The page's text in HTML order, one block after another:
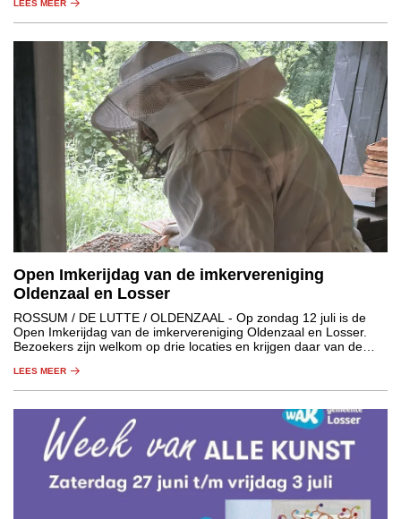
LEES MEER
Open Imkerijdag van de imkervereniging
Oldenzaal en Losser
ROSSUM / DE LUTTE / OLDENZAAL - Op zondag 12 juli is de
Open Imkerijdag van de imkervereniging Oldenzaal en Losser.
Bezoekers zijn welkom op drie locaties en krijgen daar van de
bijen.
LEES MEER